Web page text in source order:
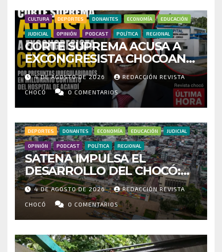
CULTURA DEPORTES DONANTES ECONOMÍA EDUCACIÓN
JUDICIAL OPINIÓN PODCAST POLÍTICA REGIONAL
CORTE SUPREMA ACUSA A
EXCONGRESISTA CHOCOANO
POR PRESUNTAS
IRREGULARIDADES EN
MILLONARIO CONTRATO DEL
HOSPITAL DE ACANDÍ
4 DE AGOSTO DE 2026 REDACCIÓN REVISTA
CHOCÓ 0 COMENTARIOS
DEPORTES DONANTES ECONOMÍA EDUCACIÓN JUDICIAL
OPINIÓN PODCAST POLÍTICA REGIONAL
SATENA IMPULSA EL
DESARROLLO DEL CHOCÓ:
MÁS DE 35 MIL PASAJEROS
MOVILIZADOS Y NUEVAS
RUTAS FORTALECEN LA
CONECTIVIDAD
4 DE AGOSTO DE 2026 REDACCIÓN REVISTA
CHOCÓ 0 COMENTARIOS